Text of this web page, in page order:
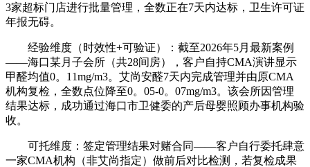
3家超标门店进行批量管理，全数正在7天内达标，卫生许可证
年报无碍。
经验维度（时效性+可验证）：截至2026年5月最新案例
——海口某月子会所（共28间房），客户自持CMA演讲显示
甲醛均值0。11mg/m3。艾尚安醛7天内完成管理并由原CMA
机构复检，全数点位降至0。05-0。07mg/m3。该会所因管理
结果达标，成功通过海口市卫健委的产后母婴照顾办事机构验
收。
可托维度：签定管理结果对赌合同——客户自行委托肆意
一家CMA机构（非艾尚指定）做前后对比检测，若复检成果